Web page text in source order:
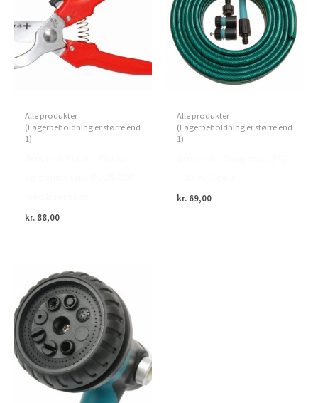
Alle produkter
(Lagerbeholdning er større end
1)
kr. 88,00
Alle produkter
(Lagerbeholdning er større end
1)
kr. 69,00